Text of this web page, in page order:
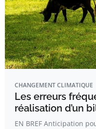
CHANGEMENT CLIMATIQUE
Les erreurs
réalisation d’un
EN BREF Anticipation